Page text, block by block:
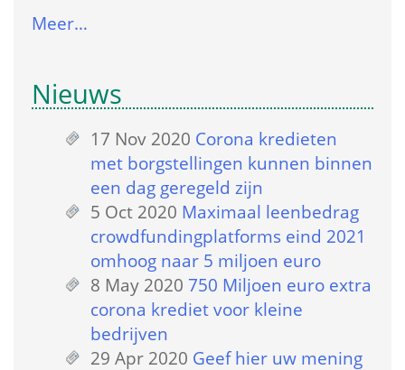
Meer…
Nieuws
17 Nov 2020 Corona kredieten
met borgstellingen kunnen binnen
een dag geregeld zijn
5 Oct 2020 Maximaal leenbedrag
crowdfundingplatforms eind 2021
omhoog naar 5 miljoen euro
8 May 2020 750 Miljoen euro extra
corona krediet voor kleine
bedrijven
29 Apr 2020 Geef hier uw mening